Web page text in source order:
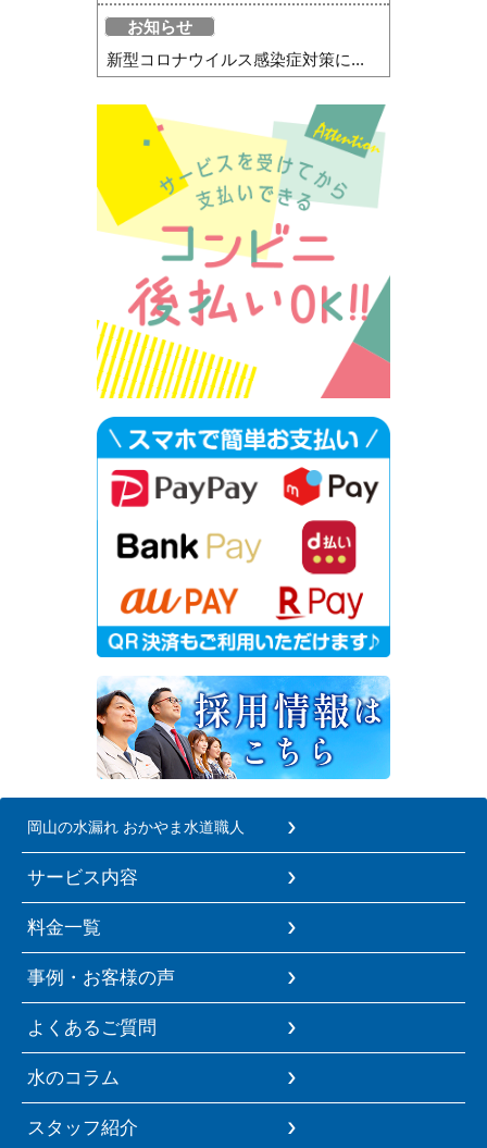
お知らせ
新型コロナウイルス感染症対策に...
岡山の水漏れ おかやま水道職人
サービス内容
料金一覧
事例・お客様の声
よくあるご質問
水のコラム
スタッフ紹介